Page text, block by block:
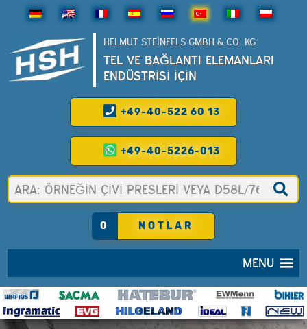
HELMUT STEINFELS GMBH & CO. KG
TEL VE BAĞLANTI ELEMANLARI
ENDÜSTRİSİ İÇİN
+49-40-522 60 13
+49-40-5226-013
0 NOTLAR
MENU